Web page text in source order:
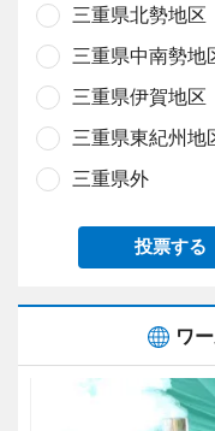
三重県北勢地区
三重県中南勢地
三重県伊賀地区
三重県東紀州地
三重県外
投票する
ワ